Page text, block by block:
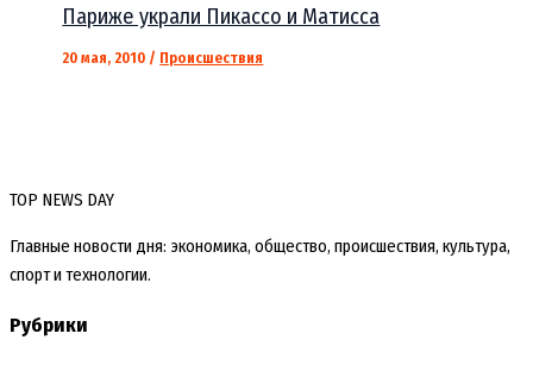
Париже украли Пикассо и Матисса
20 мая, 2010 / Происшествия
TOP NEWS DAY
Главные новости дня: экономика, общество, происшествия, культура,
спорт и технологии.
Рубрики